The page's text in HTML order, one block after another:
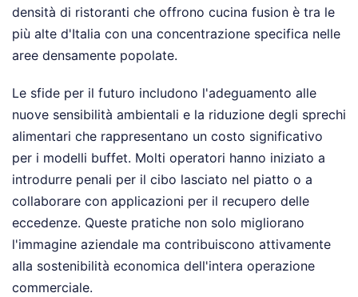
densità di ristoranti che offrono cucina fusion è tra le
più alte d'Italia con una concentrazione specifica nelle
aree densamente popolate.
Le sfide per il futuro includono l'adeguamento alle
nuove sensibilità ambientali e la riduzione degli sprechi
alimentari che rappresentano un costo significativo
per i modelli buffet. Molti operatori hanno iniziato a
introdurre penali per il cibo lasciato nel piatto o a
collaborare con applicazioni per il recupero delle
eccedenze. Queste pratiche non solo migliorano
l'immagine aziendale ma contribuiscono attivamente
alla sostenibilità economica dell'intera operazione
commerciale.